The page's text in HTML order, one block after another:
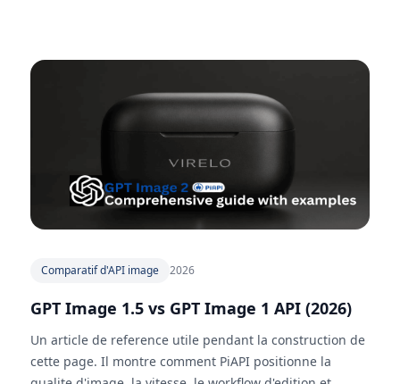
Comparatif d'API image 2026
GPT Image 1.5 vs GPT Image 1 API (2026)
Un article de reference utile pendant la construction de
cette page. Il montre comment PiAPI positionne la